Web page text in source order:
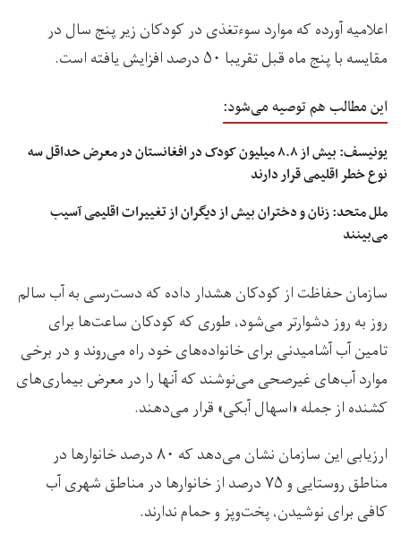
اعلامیه آورده که موارد سوءتغذی در کودکان زیر پنج سال در
مقایسه با پنج ماه قبل تقریبا ۵۰ درصد افزایش یافته است.
این مطالب هم توصیه می‌شود:
یونیسف: بیش از ۸.۸ میلیون کودک در افغانستان در معرض حداقل سه
نوع خطر اقلیمی قرار دارند
ملل متحد: زنان و دختران بیش از دیگران از تغییرات اقلیمی آسیب
می‌بینند
سازمان حفاظت از کودکان هشدار داده که دست‌رسی به آب سالم
روز به روز دشوارتر می‌شود، طوری که کودکان ساعت‌ها برای
تامین آب آشامیدنی برای خانواده‌های خود راه می‌روند و در برخی
موارد آب‌های غیرصحی می‌نوشند که آنها را در معرض بیماری‌های
کشنده از جمله «اسهال آبکی» قرار می‌دهند.
ارزیابی این سازمان نشان می‌دهد که ۸۰ درصد خانوارها در
مناطق روستایی و ۷۵ درصد از خانوارها در مناطق شهری آب
کافی برای نوشیدن، پخت‌وپز و حمام ندارند.